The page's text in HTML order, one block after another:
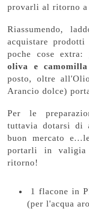
provarli al ritorno a
Riassumendo,
acquistare
poche cose extra:
oliva e
posto, oltre
Arancio dolce)
Per le
tuttavia dotarsi di
buon mercato
portarli in
ritorno!
1 flacone in
(per l'acqua